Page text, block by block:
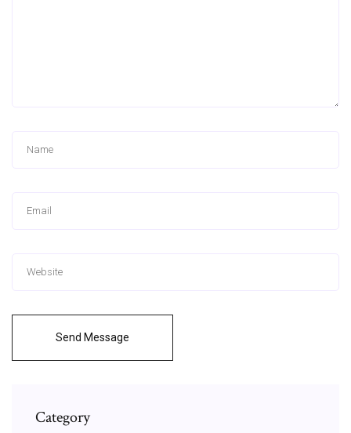
Send Message
Category